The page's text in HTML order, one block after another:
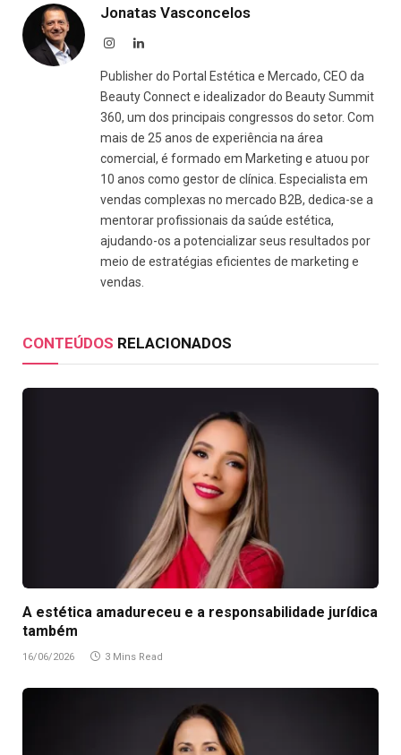
Jonatas Vasconcelos
InstagramLinkedIn
Publisher do Portal Estética e Mercado, CEO da
Beauty Connect e idealizador do Beauty Summit
360, um dos principais congressos do setor. Com
mais de 25 anos de experiência na área
comercial, é formado em Marketing e atuou por
10 anos como gestor de clínica. Especialista em
vendas complexas no mercado B2B, dedica-se a
mentorar profissionais da saúde estética,
ajudando-os a potencializar seus resultados por
meio de estratégias eficientes de marketing e
vendas.
CONTEÚDOS RELACIONADOS
A estética amadureceu e a responsabilidade jurídica
também
16/06/2026 3 Mins Read